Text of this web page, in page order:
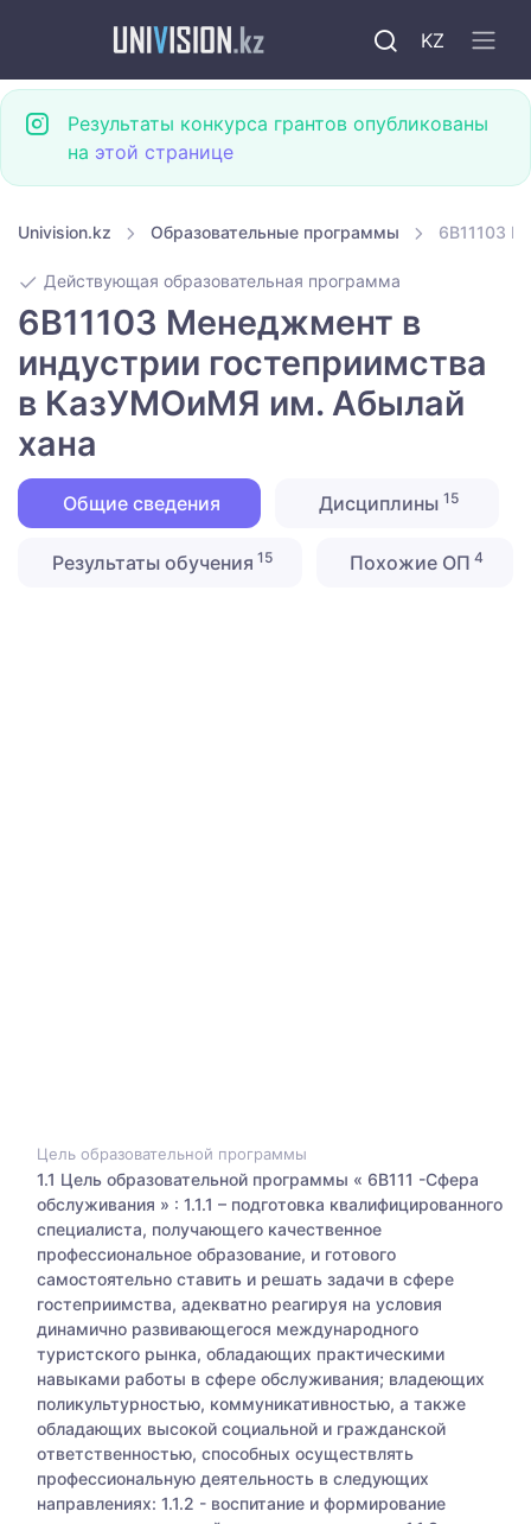
KZ
Результаты конкурса грантов опубликованы
на этой странице
Univision.kz Образовательные программы 6B11103
Действующая образовательная программа
6B11103 Менеджмент в
индустрии гостеприимства
в КазУМОиМЯ им. Абылай
хана
Общие сведения Дисциплины15
Результаты обучения 15 Похожие ОП 4
Цель образовательной программы
1.1 Цель образовательной программы « 6В111 -Cфера
обслуживания » : 1.1.1 – подготовка квалифицированного
специалиста, получающего качественное
профессиональное образование, и готового
самостоятельно ставить и решать задачи в сфере
гостеприимства, адекватно реагируя на условия
динамично развивающегося международного
туристского рынка, обладающих практическими
навыками работы в сфере обслуживания; владеющих
поликультурностью, коммуникативностью, а также
обладающих высокой социальной и гражданской
ответственностью, способных осуществлять
профессиональную деятельность в следующих
направлениях: 1.1.2 - воспитание и формирование